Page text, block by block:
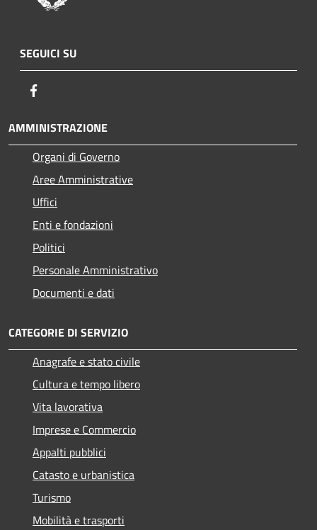
SEGUICI SU
AMMINISTRAZIONE
Organi di Governo
Aree Amministrative
Uffici
Enti e fondazioni
Politici
Personale Amministrativo
Documenti e dati
CATEGORIE DI SERVIZIO
Anagrafe e stato civile
Cultura e tempo libero
Vita lavorativa
Imprese e Commercio
Appalti pubblici
Catasto e urbanistica
Turismo
Mobilità e trasporti